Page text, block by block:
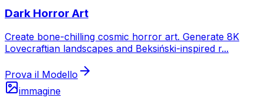
Dark Horror Art
Create bone-chilling cosmic horror art. Generate 8K
Lovecraftian landscapes and Beksiński-inspired r...
Prova il Modello
immagine